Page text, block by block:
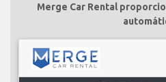
Merge Car Rental